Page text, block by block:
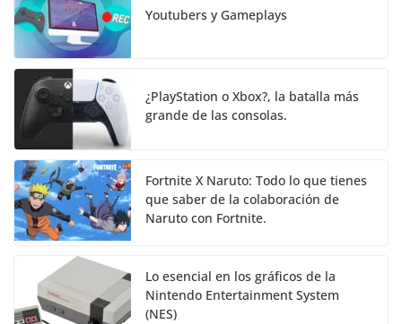
Youtubers y Gameplays
¿PlayStation o Xbox?, la batalla más
grande de las consolas.
Fortnite X Naruto: Todo lo que tienes
que saber de la colaboración de
Naruto con Fortnite.
Lo esencial en los gráficos de la
Nintendo Entertainment System
(NES)